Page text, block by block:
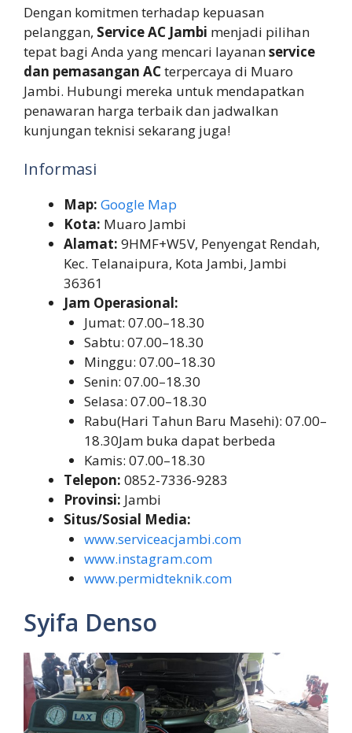
Dengan komitmen terhadap kepuasan
pelanggan, Service AC Jambi menjadi pilihan
tepat bagi Anda yang mencari layananservice
dan pemasangan ACterpercaya di Muaro
Jambi. Hubungi mereka untuk mendapatkan
penawaran harga terbaik dan jadwalkan
kunjungan teknisi sekarang juga!
Informasi
Map: Google Map
Kota: Muaro Jambi
Alamat: 9HMF+W5V, Penyengat Rendah,
Kec. Telanaipura, Kota Jambi, Jambi
36361
Jam Operasional:
Jumat: 07.00–18.30
Sabtu: 07.00–18.30
Minggu: 07.00–18.30
Senin: 07.00–18.30
Selasa: 07.00–18.30
Rabu(Hari Tahun Baru Masehi): 07.00–
18.30Jam buka dapat berbeda
Kamis: 07.00–18.30
Telepon: 0852-7336-9283
Provinsi: Jambi
Situs/Sosial Media:
www.serviceacjambi.com
www.instagram.com
www.permidteknik.com
Syifa Denso